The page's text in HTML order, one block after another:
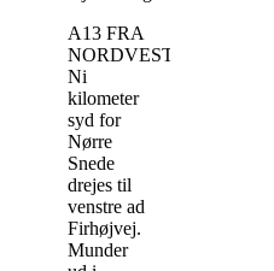
A13 FRA
NORDVEST:
Ni
kilometer
syd for
Nørre
Snede
drejes til
venstre ad
Firhøjvej.
Munder